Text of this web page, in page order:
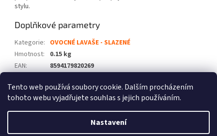
Tento web používá soubory cookie. Dalším procházením
tohoto webu vyjadřujete souhlas s jejich používáním.
Nastavení
stylu.
Doplňkové parametry
Kategorie: OVOCNÉ LAVAŠE - SLAZENÉ
Hmotnost:
0.15 kg
EAN:
8594179820269
Vytvořil Shoptet